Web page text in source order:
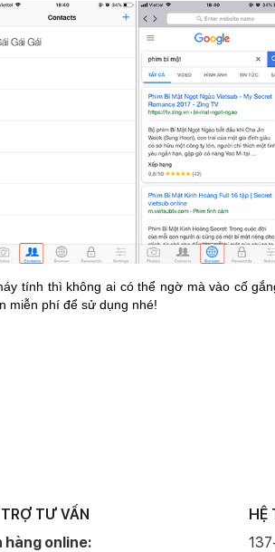
tính thì không ai có thể ngờ mà vào cố
miễn phí để sử dụng nhé!
TƯ VẤN
hàng online:
HỆ